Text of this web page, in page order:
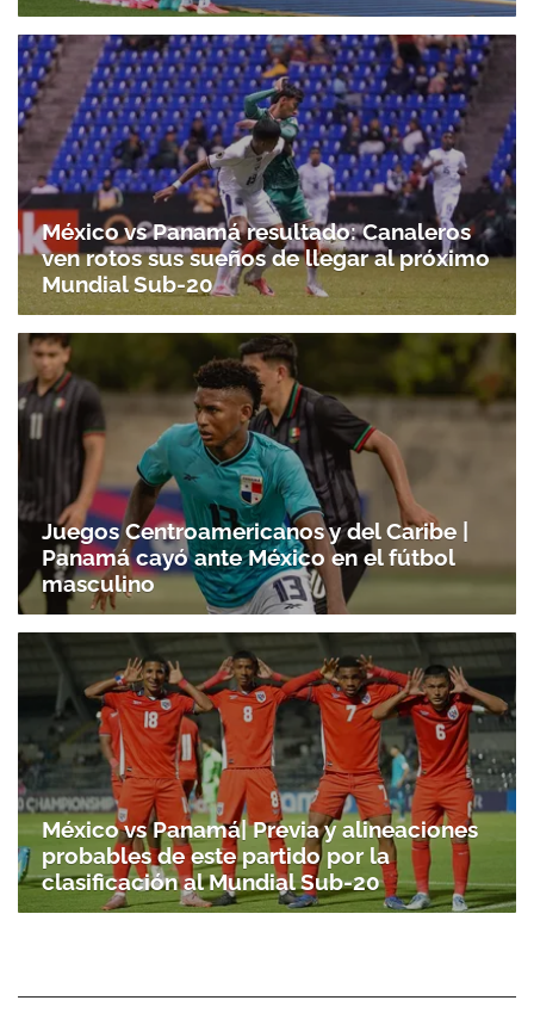
México vs Panamá resultado: Canaleros
ven rotos sus sueños de llegar al próximo
Mundial Sub-20
Juegos Centroamericanos y del Caribe |
Panamá cayó ante México en el fútbol
masculino
México vs Panamá| Previa y alineaciones
probables de este partido por la
clasificación al Mundial Sub-20